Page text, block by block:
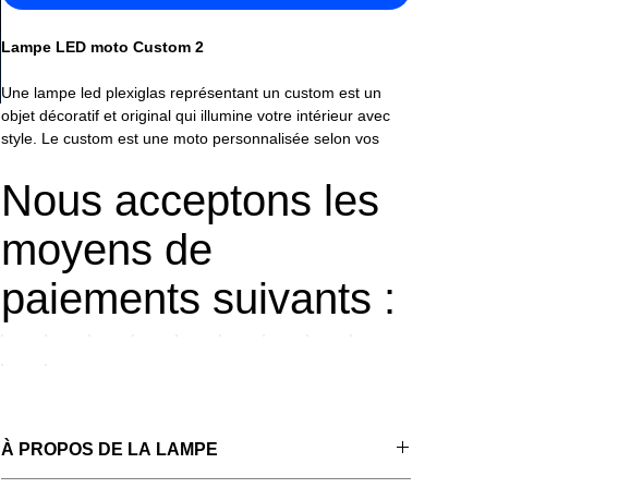
Lampe LED moto Custom 2
Une lampe led plexiglas représentant un custom est un
objet décoratif et original qui illumine votre intérieur avec
style. Le custom est une moto personnalisée selon vos
passion.
La lampe led plexiglas reproduit fidèlement le design et les
détails du custom, en utilisant un matériau transparent et
résistant qui diffuse une lumière douce et colorée.
personnalisées
et bien d'autres modèles.
Nous acceptons les
moyens de
paiements suivants :
À PROPOS DE LA LAMPE